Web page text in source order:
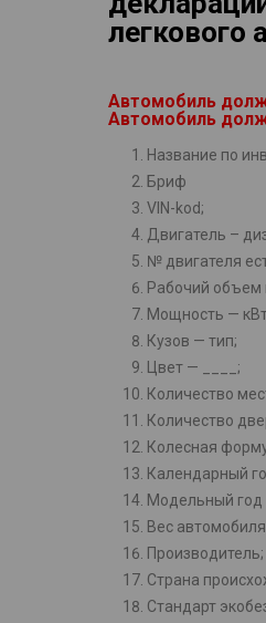
легкового
Автомобиль
Автомобиль
Название по
Бриф
VIN-kod;
Двигатель –
№ двигателя
Рабочий объем
Мощность —
Кузов — тип;
Цвет — ____;
Количество
Количество
Колесная
Календарный
Модельный год
Вес автомобиля
Производитель;
Страна
Стандарт